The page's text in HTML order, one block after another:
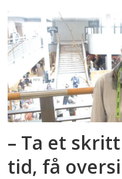
– Ta et
tid, få